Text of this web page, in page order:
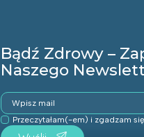
Bądź Zdrowy –
Naszego
Email
Rodo
*
Przeczytałam(-em) i zgadzam